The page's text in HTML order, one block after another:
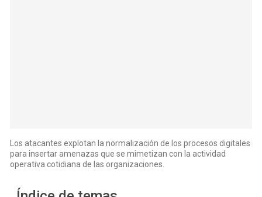
Los atacantes explotan la normalización de los procesos digitales
para insertar amenazas que se mimetizan con la actividad
operativa cotidiana de las organizaciones.